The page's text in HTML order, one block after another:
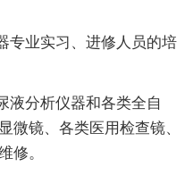
专业实习、进修人员的培
液分析仪器和各类全自
微镜、各类医用检查镜、
修。